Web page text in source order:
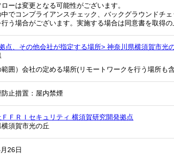
ーは変更となる可能性がございます。
でコンプライアンスチェック、バックグラウンドチ
行う場合がございます。実施する場合は同意書を取得
点、その他会社が指定する場所> 神奈川県横須賀市光
範囲）会社の定める場所(リモートワークを行う場所も
止措置：屋内禁煙
ＦＲＩセキュリティ 横須賀研究開発拠点
須賀市光の丘
26日